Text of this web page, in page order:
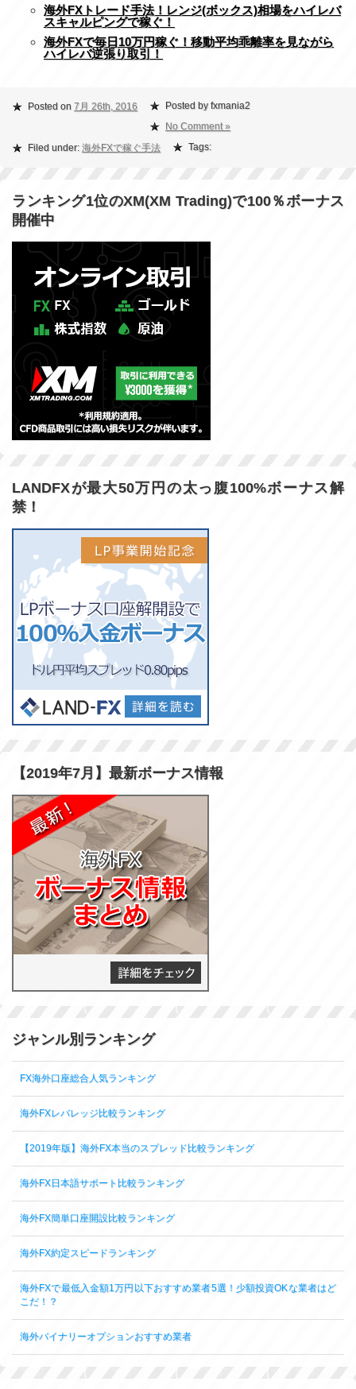
海外FXトレード手法！レンジ(ボックス)相場をハイレバ
スキャルピングで稼ぐ！
海外FXで毎日10万円稼ぐ！移動平均乖離率を見ながら
ハイレバ逆張り取引！
Posted on 7月 26th, 2016
Posted by fxmania2
No Comment »
Filed under: 海外FXで稼ぐ手法 Tags:
ランキング1位のXM(XM Trading)で100％ボーナス
開催中
LANDFXが最大50万円の太っ腹100%ボーナス解
禁！
【2019年7月】最新ボーナス情報
ジャンル別ランキング
FX海外口座総合人気ランキング
海外FXレバレッジ比較ランキング
【2019年版】海外FX本当のスプレッド比較ランキング
海外FX日本語サポート比較ランキング
海外FX簡単口座開設比較ランキング
海外FX約定スピードランキング
海外FXで最低入金額1万円以下おすすめ業者5選！少額投資OKな業者はど
こだ！？
海外バイナリーオプションおすすめ業者